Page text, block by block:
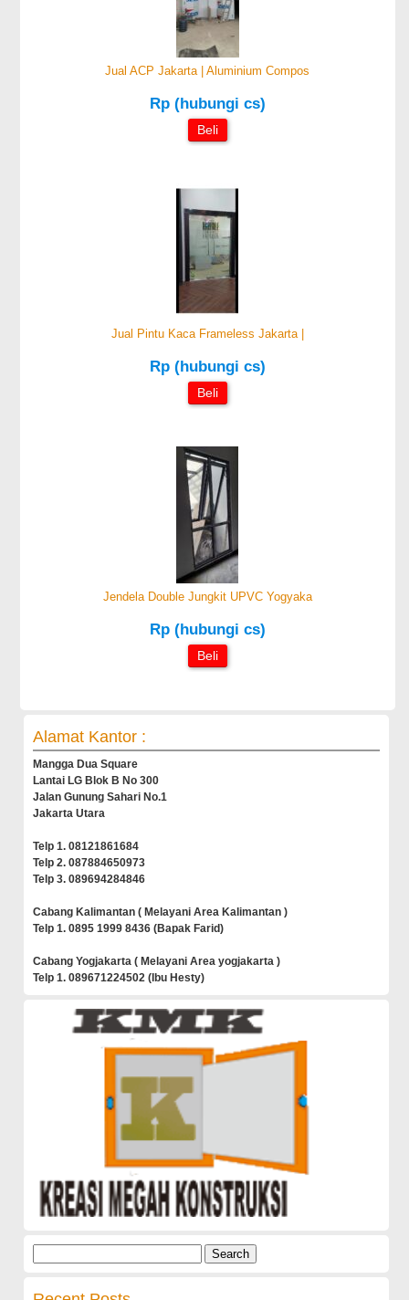
Jual ACP Jakarta | Aluminium Compos
Rp (hubungi cs)
Beli
Jual Pintu Kaca Frameless Jakarta |
Rp (hubungi cs)
Beli
Jendela Double Jungkit UPVC Yogyaka
Rp (hubungi cs)
Beli
Alamat Kantor :
Mangga Dua Square
Lantai LG Blok B No 300
Jalan Gunung Sahari No.1
Jakarta Utara
Telp 1. 08121861684
Telp 2. 087884650973
Telp 3. 089694284846
Cabang Kalimantan ( Melayani Area Kalimantan )
Telp 1. 0895 1999 8436 (Bapak Farid)
Cabang Yogjakarta ( Melayani Area yogjakarta )
Telp 1. 089671224502 (Ibu Hesty)